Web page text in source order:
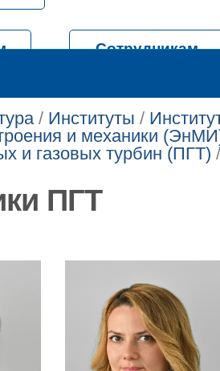
Сотрудникам
/ Институты /
и механики
и газовых турбин (ПГТ) /
ПГТ